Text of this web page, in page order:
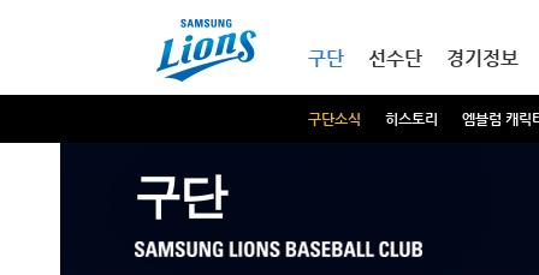
구단
구단소식 히스토리 엠블럼 캐릭
선수단 경기정보
구단